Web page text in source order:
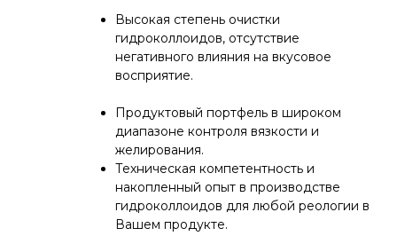
Высокая степень очистки
гидроколлоидов, отсутствие
негативного влияния на вкусовое
восприятие.
Продуктовый портфель в широком
диапазоне контроля вязкости и
желирования.
Техническая компетентность и
накопленный опыт в производстве
гидроколлоидов для любой реологии в
Вашем продукте.